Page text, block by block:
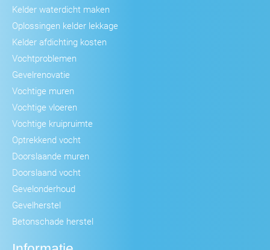
Kelder waterdicht maken
Oplossingen kelder lekkage
Kelder afdichting kosten
Vochtproblemen
Gevelrenovatie
Vochtige muren
Vochtige vloeren
Vochtige kruipruimte
Optrekkend vocht
Doorslaande muren
Doorslaand vocht
Gevelonderhoud
Gevelherstel
Betonschade herstel